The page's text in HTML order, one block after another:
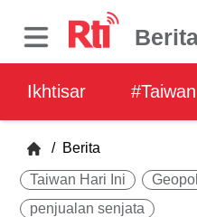
Ikhtisar
/ Berita
Taiwan Hari Ini
penjualan senjata